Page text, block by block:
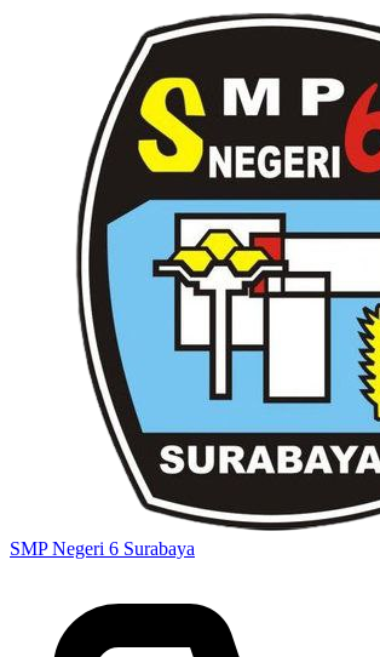
SMP Negeri 6 Surabaya